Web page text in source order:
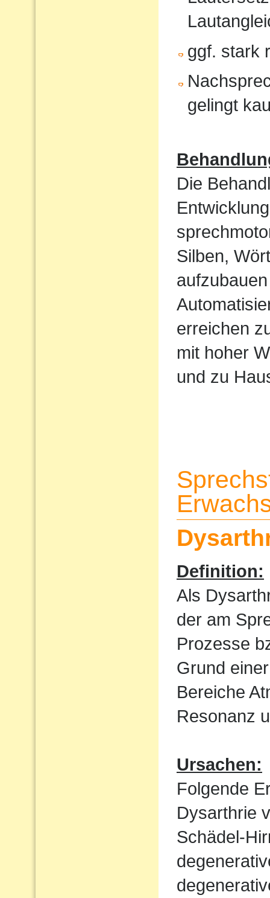
ggf. stark
gelingt
Die
Silben,
erreichen
mit hoher
und zu
Definition:
Als
der am
Prozesse
Grund
Bereiche
Resonanz
Ursachen:
Folgende
Dysarthrie
Schädel-